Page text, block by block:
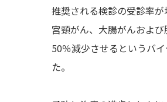
推奨される検診の受診率
宮頸がん、大腸がんおよ
50％減少させるというバ
た。